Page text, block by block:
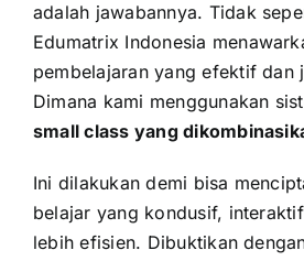
adalah jawabannya. Tidak
Edumatrix Indonesia
pembelajaran yang efektif dan
Dimana kami menggunakan
small class yang
Ini dilakukan demi bisa
belajar yang kondusif,
lebih efisien. Dibuktikan